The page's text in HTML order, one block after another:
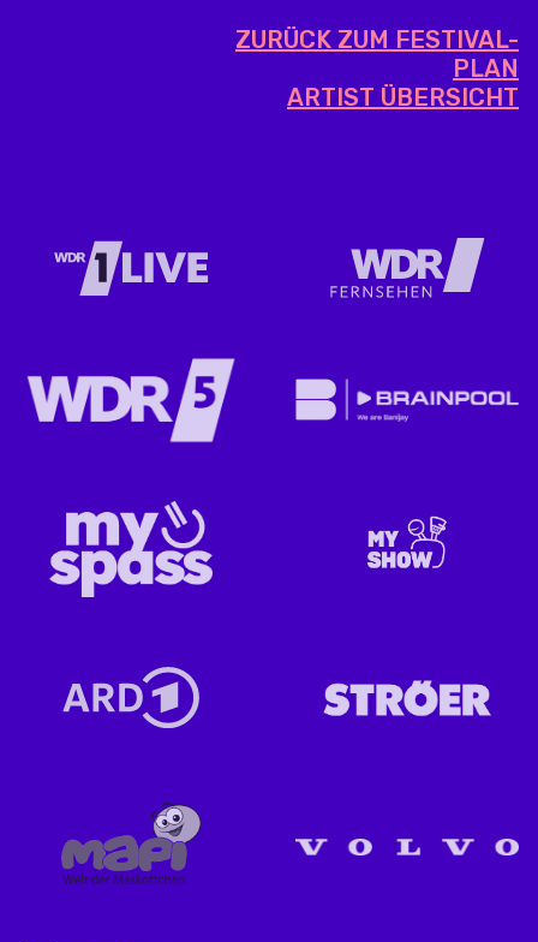
ZURÜCK ZUM FESTIVAL-
PLAN
ARTIST ÜBERSICHT